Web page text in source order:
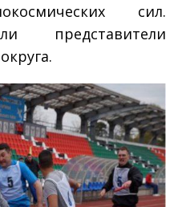
сил.
представители